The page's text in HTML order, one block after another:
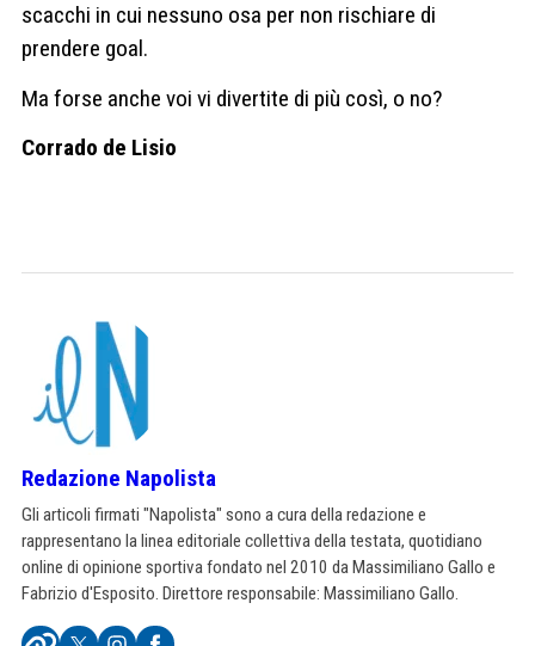
scacchi in cui nessuno osa per non rischiare di
prendere goal.
Ma forse anche voi vi divertite di più così, o no?
Corrado de Lisio
Redazione Napolista
Gli articoli firmati "Napolista" sono a cura della redazione e
rappresentano la linea editoriale collettiva della testata, quotidiano
online di opinione sportiva fondato nel 2010 da Massimiliano Gallo e
Fabrizio d'Esposito. Direttore responsabile: Massimiliano Gallo.